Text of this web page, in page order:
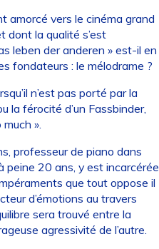
amorcé vers le cinéma grand
dont la qualité s’est
leben der anderen » est-il en
fondateurs : le mélodrame ?
n’est pas porté par la
la férocité d’un Fassbinder,
».
professeur de piano dans
peine 20 ans, y est incarcérée
que tout oppose il
d’émotions au travers
sera trouvé entre la
agressivité de l’autre.